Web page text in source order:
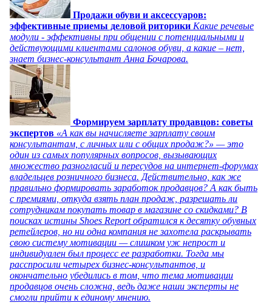
Продажи обуви и аксессуаров:
эффективные приемы деловой риторики Какие речевые
модули - эффективны при общении с потенциальными и
действующими клиентами салонов обуви, а какие – нет,
знает бизнес-консультант Анна Бочарова.
Формируем зарплату продавцов: советы
экспертов «А как вы начисляете зарплату своим
консультантам, с личных или с общих продаж?» — это
один из самых популярных вопросов, вызывающих
множество разногласий и пересудов на интернет-форумах
владельцев розничного бизнеса. Действительно, как же
правильно формировать заработок продавцов? А как быть
с премиями, откуда взять план продаж, разрешать ли
сотрудникам покупать товар в магазине со скидками? В
поисках истины Shoes Report обратился к десятку обувных
ретейлеров, но ни одна компания не захотела раскрывать
свою систему мотивации — слишком уж непрост и
индивидуален был процесс ее разработки. Тогда мы
расспросили четырех бизнес-консультантов, и
окончательно убедились в том, что тема мотивации
продавцов очень сложна, ведь даже наши эксперты не
смогли прийти к единому мнению.